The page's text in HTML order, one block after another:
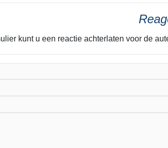
kunt u een reactie achterlaten voor de